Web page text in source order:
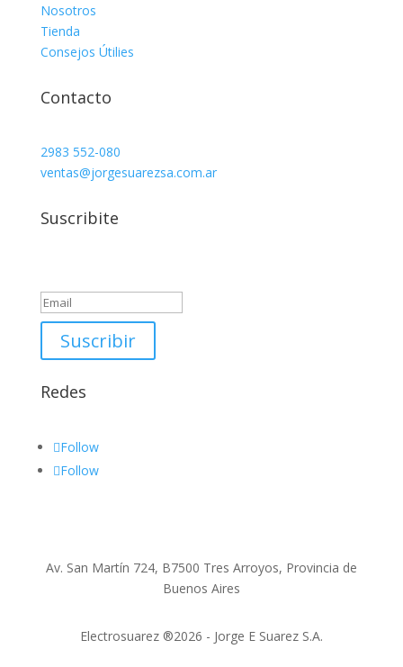
Nosotros
Tienda
Consejos Útilies
Contacto
2983 552-080
ventas@jorgesuarezsa.com.ar
Suscribite
Suscribir
Redes
Follow
Follow
Av. San Martín 724, B7500 Tres Arroyos, Provincia de
Buenos Aires
Electrosuarez ®2026 - Jorge E Suarez S.A.